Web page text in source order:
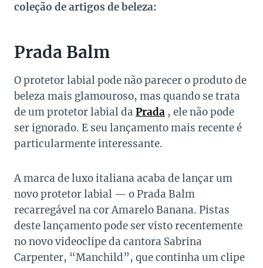
coleção de artigos de beleza:
Prada Balm
O protetor labial pode não parecer o produto de
beleza mais glamouroso, mas quando se trata
de um protetor labial da Prada , ele não pode
ser ignorado. E seu lançamento mais recente é
particularmente interessante.
A marca de luxo italiana acaba de lançar um
novo protetor labial — o Prada Balm
recarregável na cor Amarelo Banana. Pistas
deste lançamento pode ser visto recentemente
no novo videoclipe da cantora Sabrina
Carpenter, “Manchild”, que continha um clipe